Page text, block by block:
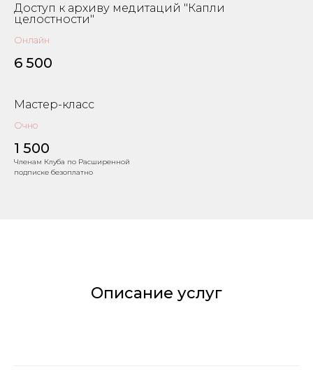
Доступ к архиву медитаций "Капли
целостности"
Онлайн
6 500
Мастер-класс
Очно
1 500
Членам Клуба по Расширенной
подписке безоплатно
Описание услуг